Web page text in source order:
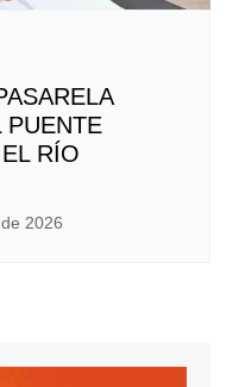
PUENTE
RÍO
2026